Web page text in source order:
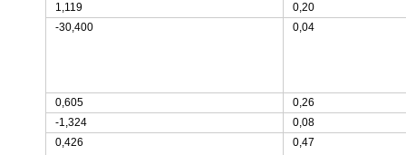
1,119
0,20
-30,400
0,04
0,605
0,26
-1,324
0,08
0,426
0,47